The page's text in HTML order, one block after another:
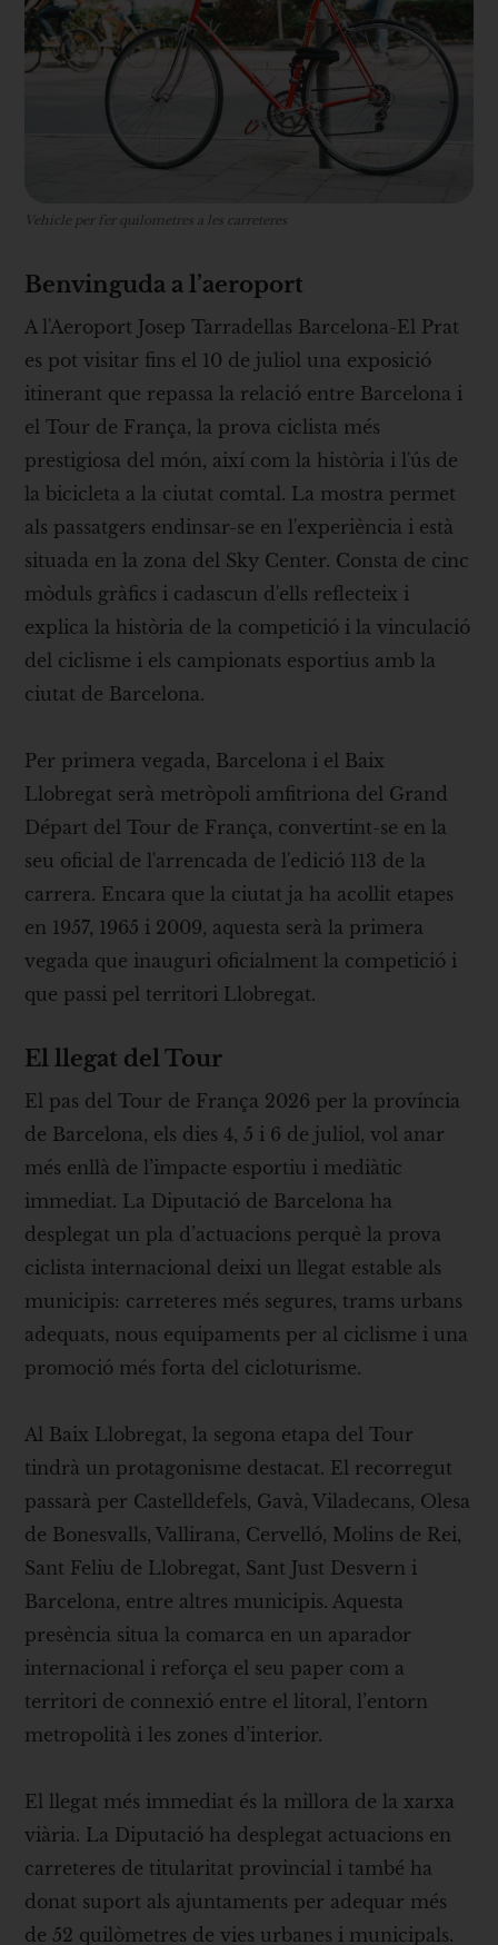
Vehicle per fer quilometres a les carreteres
Benvinguda a l’aeroport
A l'Aeroport Josep Tarradellas Barcelona-El Prat
es pot visitar fins el 10 de juliol una exposició
itinerant que repassa la relació entre Barcelona i
el Tour de França, la prova ciclista més
prestigiosa del món, així com la història i l'ús de
la bicicleta a la ciutat comtal. La mostra permet
als passatgers endinsar-se en l'experiència i està
situada en la zona del Sky Center. Consta de cinc
mòduls gràfics i cadascun d'ells reflecteix i
explica la història de la competició i la vinculació
del ciclisme i els campionats esportius amb la
ciutat de Barcelona.
Per primera vegada, Barcelona i el Baix
Llobregat serà metròpoli amfitriona del Grand
Départ del Tour de França, convertint-se en la
seu oficial de l'arrencada de l'edició 113 de la
carrera. Encara que la ciutat ja ha acollit etapes
en 1957, 1965 i 2009, aquesta serà la primera
vegada que inauguri oficialment la competició i
que passi pel territori Llobregat.
El llegat del Tour
El pas del Tour de França 2026 per la província
de Barcelona, els dies 4, 5 i 6 de juliol, vol anar
més enllà de l’impacte esportiu i mediàtic
immediat. La Diputació de Barcelona ha
desplegat un pla d’actuacions perquè la prova
ciclista internacional deixi un llegat estable als
municipis: carreteres més segures, trams urbans
adequats, nous equipaments per al ciclisme i una
promoció més forta del cicloturisme.
Al Baix Llobregat, la segona etapa del Tour
tindrà un protagonisme destacat. El recorregut
passarà per Castelldefels, Gavà, Viladecans, Olesa
de Bonesvalls, Vallirana, Cervelló, Molins de Rei,
Sant Feliu de Llobregat, Sant Just Desvern i
Barcelona, entre altres municipis. Aquesta
presència situa la comarca en un aparador
internacional i reforça el seu paper com a
territori de connexió entre el litoral, l’entorn
metropolità i les zones d’interior.
El llegat més immediat és la millora de la xarxa
viària. La Diputació ha desplegat actuacions en
carreteres de titularitat provincial i també ha
donat suport als ajuntaments per adequar més
de 52 quilòmetres de vies urbanes i municipals.